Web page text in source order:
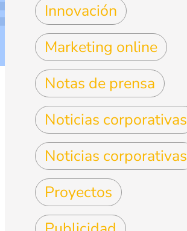
Innovación
Marketing online
Notas de prensa
Noticias corporativas
Noticias corporativas
Proyectos